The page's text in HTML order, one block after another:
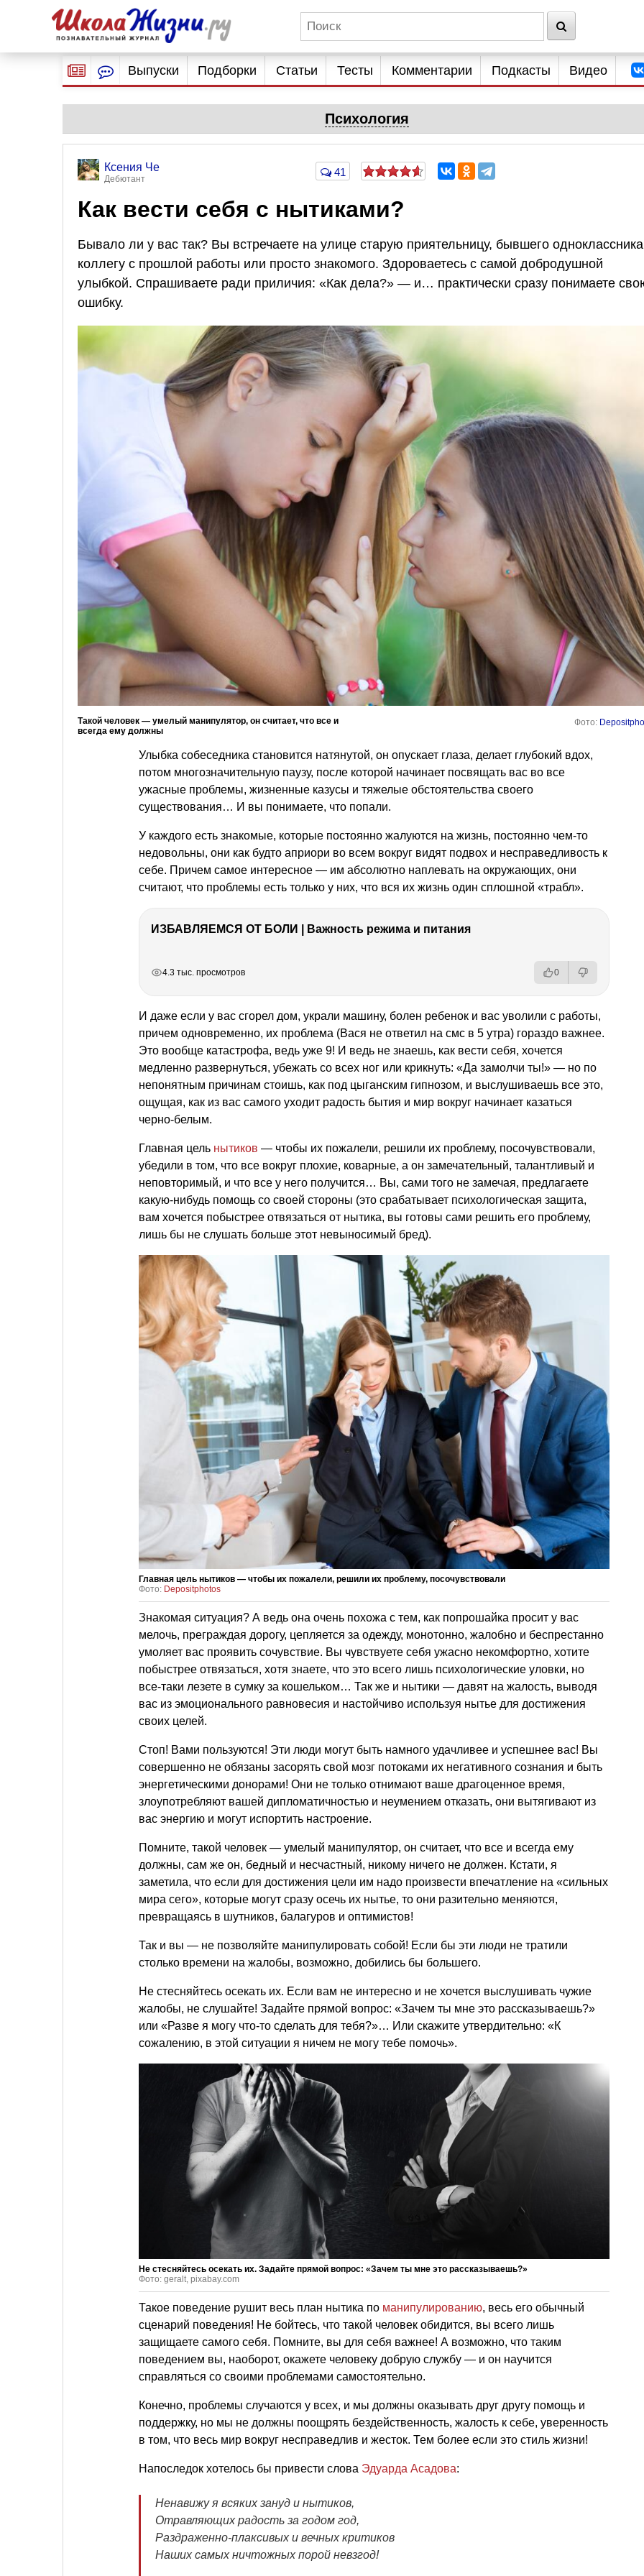
Выпуски Подборки Статьи Тесты Комментарии Подкасты Видео
Психология
Ксения Че
Дебютант
41
Как вести себя с нытиками?
Бывало ли у вас так? Вы встречаете на улице старую приятельницу, бывшего
коллегу с прошлой работы или просто знакомого. Здороваетесь с самой добродушной
улыбкой. Спрашиваете ради приличия: «Как дела?» — и… практически сразу понимаете
ошибку.
Такой человек — умелый манипулятор, он считает, что все и
всегда ему должны
Фото:
Улыбка собеседника становится натянутой, он опускает глаза, делает глубокий вдох,
потом многозначительную паузу, после которой начинает посвящать вас во все
ужасные проблемы, жизненные казусы и тяжелые обстоятельства своего
существования… И вы понимаете, что попали.
У каждого есть знакомые, которые постоянно жалуются на жизнь, постоянно чем-то
недовольны, они как будто априори во всем вокруг видят подвох и несправедливость к
себе. Причем самое интересное — им абсолютно наплевать на окружающих, они
считают, что проблемы есть только у них, что вся их жизнь один сплошной «трабл».
ИЗБАВЛЯЕМСЯ ОТ БОЛИ | Важность режима и питания
4.3 тыс. просмотров 0
И даже если у вас сгорел дом, украли машину, болен ребенок и вас уволили с работы,
причем одновременно, их проблема (Вася не ответил на смс в 5 утра) гораздо важнее.
Это вообще катастрофа, ведь уже 9! И ведь не знаешь, как вести себя, хочется
медленно развернуться, убежать со всех ног или крикнуть: «Да замолчи ты!» — но по
непонятным причинам стоишь, как под цыганским гипнозом, и выслушиваешь все это,
ощущая, как из вас самого уходит радость бытия и мир вокруг начинает казаться
черно-белым.
Главная цель нытиков — чтобы их пожалели, решили их проблему, посочувствовали,
убедили в том, что все вокруг плохие, коварные, а он замечательный, талантливый и
неповторимый, и что все у него получится… Вы, сами того не замечая, предлагаете
какую-нибудь помощь со своей стороны (это срабатывает психологическая защита,
вам хочется побыстрее отвязаться от нытика, вы готовы сами решить его проблему,
лишь бы не слушать больше этот невыносимый бред).
Главная цель нытиков — чтобы их пожалели, решили их проблему, посочувствовали
Фото: Depositphotos
Знакомая ситуация? А ведь она очень похожа с тем, как попрошайка просит у вас
мелочь, преграждая дорогу, цепляется за одежду, монотонно, жалобно и беспрестанно
умоляет вас проявить сочувствие. Вы чувствуете себя ужасно некомфортно, хотите
побыстрее отвязаться, хотя знаете, что это всего лишь психологические уловки, но
все-таки лезете в сумку за кошельком… Так же и нытики — давят на жалость, выводя
вас из эмоционального равновесия и настойчиво используя нытье для достижения
своих целей.
Стоп! Вами пользуются! Эти люди могут быть намного удачливее и успешнее вас! Вы
совершенно не обязаны засорять свой мозг потоками их негативного сознания и быть
энергетическими донорами! Они не только отнимают ваше драгоценное время,
злоупотребляют вашей дипломатичностью и неумением отказать, они вытягивают из
вас энергию и могут испортить настроение.
Помните, такой человек — умелый манипулятор, он считает, что все и всегда ему
должны, сам же он, бедный и несчастный, никому ничего не должен. Кстати, я
заметила, что если для достижения цели им надо произвести впечатление на «сильных
мира сего», которые могут сразу осечь их нытье, то они разительно меняются,
превращаясь в шутников, балагуров и оптимистов!
Так и вы — не позволяйте манипулировать собой! Если бы эти люди не тратили
столько времени на жалобы, возможно, добились бы большего.
Не стесняйтесь осекать их. Если вам не интересно и не хочется выслушивать чужие
жалобы, не слушайте! Задайте прямой вопрос: «Зачем ты мне это рассказываешь?»
или «Разве я могу что-то сделать для тебя?»… Или скажите утвердительно: «К
сожалению, в этой ситуации я ничем не могу тебе помочь».
Не стесняйтесь осекать их. Задайте прямой вопрос: «Зачем ты мне это рассказываешь?»
Фото: geralt, pixabay.com
Такое поведение рушит весь план нытика по манипулированию, весь его обычный
сценарий поведения! Не бойтесь, что такой человек обидится, вы всего лишь
защищаете самого себя. Помните, вы для себя важнее! А возможно, что таким
поведением вы, наоборот, окажете человеку добрую службу — и он научится
справляться со своими проблемами самостоятельно.
Конечно, проблемы случаются у всех, и мы должны оказывать друг другу помощь и
поддержку, но мы не должны поощрять бездейственность, жалость к себе, уверенность
в том, что весь мир вокруг несправедлив и жесток. Тем более если это стиль жизни!
Напоследок хотелось бы привести слова Эдуарда Асадова:
Ненавижу я всяких зануд и нытиков,
Отравляющих радость за годом год,
Раздраженно-плаксивых и вечных критиков
Наших самых ничтожных порой невзгод!